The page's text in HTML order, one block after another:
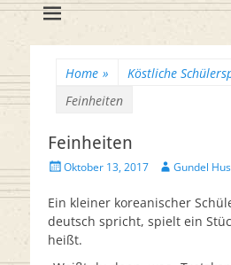
nach:
Home » Köstliche
Feinheiten
Feinheiten
Veröffentlicht
Oktober 13, 2017 AutorGundel
Ein kleiner koreanischer
deutsch spricht, spielt ein
heißt.